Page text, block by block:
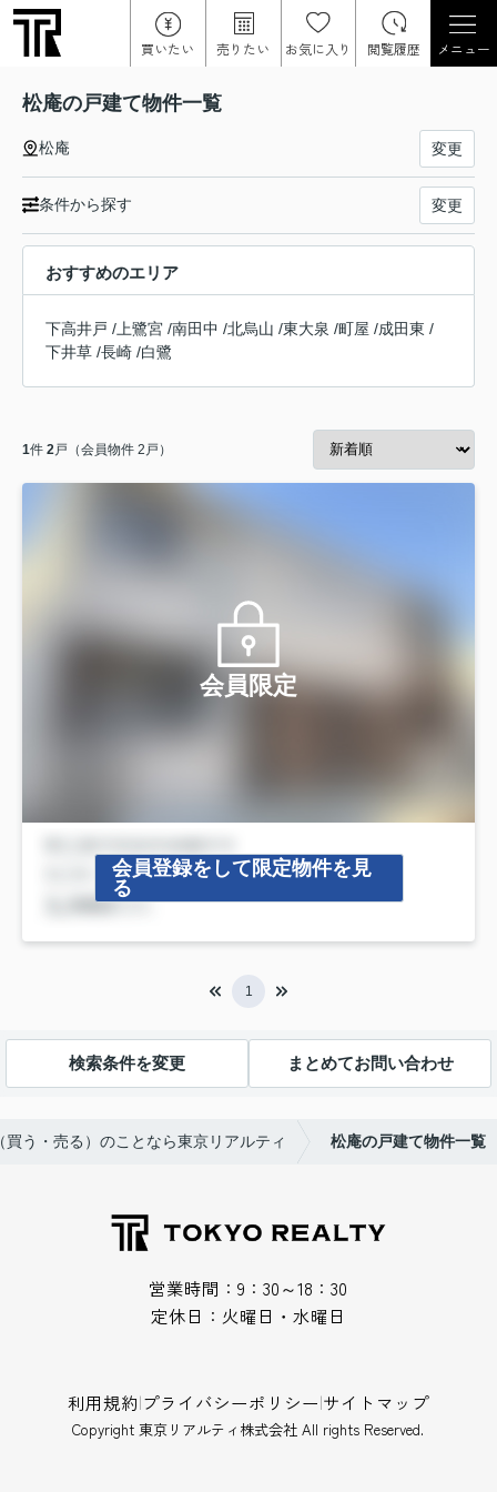
買いたい 売りたい お気に入り 閲覧履歴 メニュー
松庵の戸建て物件一覧
松庵 変更
条件から探す 変更
おすすめのエリア
下高井戸 / 上鷺宮 /南田中 /北烏山 /東大泉 /町屋 /成田東 /
下井草 /長崎 /白鷺
1件 2 戸（会員物件 2戸）
会員限定
会員登録をして限定物件を見
る
1
検索条件を変更 まとめてお問い合わせ
う・売る）のことなら東京リアルティ 松庵の戸建て物件一覧
営業時間：9：30～18：30
定休日：火曜日・水曜日
利用規約|プライバシーポリシー|サイトマップ
Copyright 東京リアルティ株式会社 All rights Reserved.